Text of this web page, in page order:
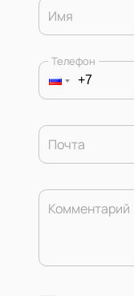
Имя
Телефон
Почта
Комментарий